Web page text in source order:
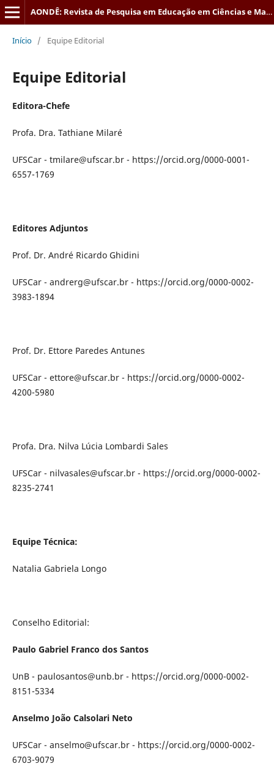
AONDÊ: Revista de Pesquisa em Educação em Ciências e Matemática
Início / Equipe Editorial
Equipe Editorial
Editora-Chefe
Profa. Dra. Tathiane Milaré
UFSCar - tmilare@ufscar.br - https://orcid.org/0000-0001-
6557-1769
Editores Adjuntos
Prof. Dr. André Ricardo Ghidini
UFSCar - andrerg@ufscar.br - https://orcid.org/0000-0002-
3983-1894
Prof. Dr. Ettore Paredes Antunes
UFSCar - ettore@ufscar.br - https://orcid.org/0000-0002-
4200-5980
Profa. Dra. Nilva Lúcia Lombardi Sales
UFSCar - nilvasales@ufscar.br - https://orcid.org/0000-0002-
8235-2741
Equipe Técnica:
Natalia Gabriela Longo
Conselho Editorial:
Paulo Gabriel Franco dos Santos
UnB - paulosantos@unb.br - https://orcid.org/0000-0002-
8151-5334
Anselmo João Calsolari Neto
UFSCar - anselmo@ufscar.br - https://orcid.org/0000-0002-
6703-9079